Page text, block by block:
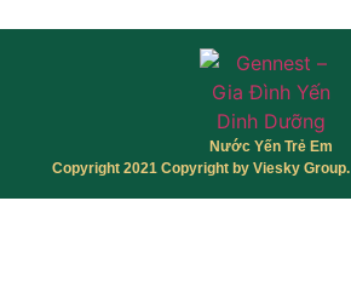
Nước Yến Trẻ Em
Copyright 2021 Copyright by Viesky